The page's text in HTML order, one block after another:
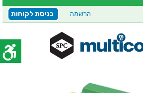
כניסת לקוחות הרשמה